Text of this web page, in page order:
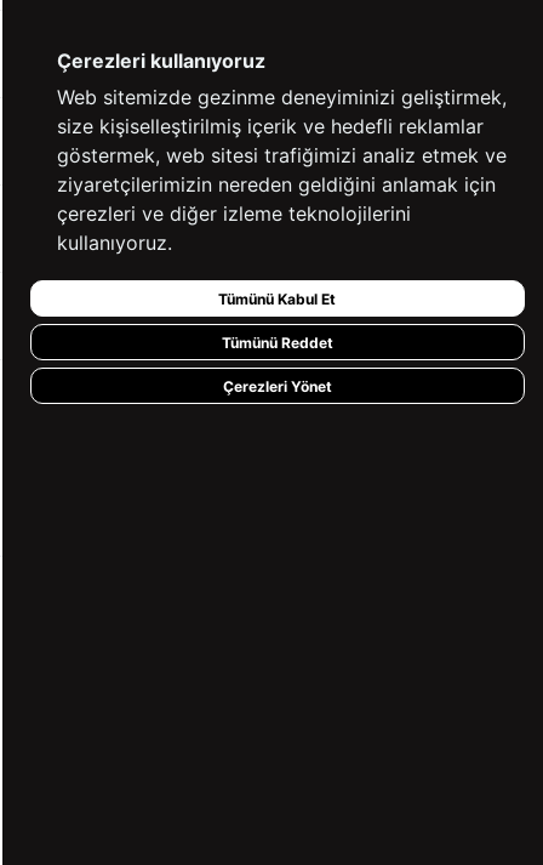
KATEGORİLER
YARDIM
BİZE ULAŞIN
HIZLI ERİŞİM
KVKK ve GİZLİLİK
Çerezleri kullanıyoruz
Web sitemizde gezinme deneyiminizi geliştirmek,
size kişiselleştirilmiş içerik ve hedefli reklamlar
göstermek, web sitesi trafiğimizi analiz etmek ve
ziyaretçilerimizin nereden geldiğini anlamak için
çerezleri ve diğer izleme teknolojilerini
kullanıyoruz.
Tümünü Kabul Et
Tümünü Reddet
Çerezleri Yönet